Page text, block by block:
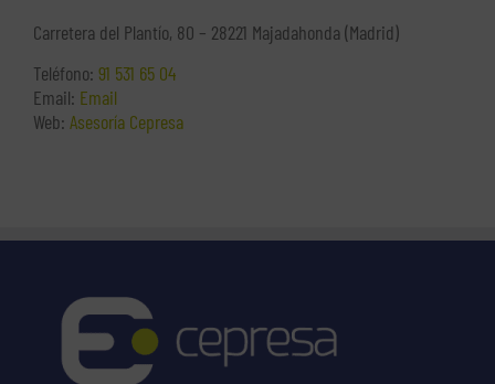
Carretera del Plantío, 80 – 28221 Majadahonda (Madrid)
Teléfono: 91 531 65 04
Email: Email
Web: Asesoría Cepresa